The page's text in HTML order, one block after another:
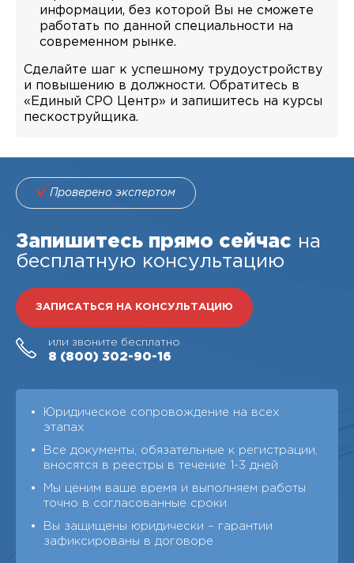
информации, без которой Вы не сможете
работать по данной специальности на
современном рынке.
Сделайте шаг к успешному трудоустройству
и повышению в должности. Обратитесь в
«Единый СРО Центр» и запишитесь на курсы
пескоструйщика.
Проверено экспертом
Запишитесь прямо сейчас на
бесплатную консультацию
ЗАПИСАТЬСЯ НА КОНСУЛЬТАЦИЮ
или звоните бесплатно
8 (800) 302-90-16
Юридическое сопровождение на всех
этапах
Все документы, обязательные к регистрации,
вносятся в реестры в течение 1-3 дней
Мы ценим ваше время и выполняем работы
точно в согласованные сроки
Вы защищены юридически – гарантии
зафиксированы в договоре